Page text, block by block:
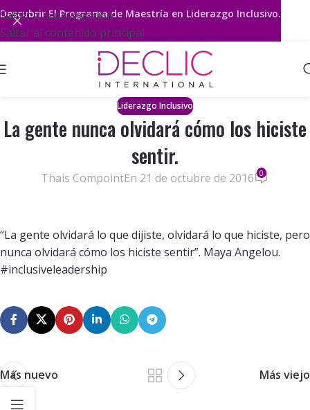
Saltar a la navegación
Saltar al contenido principal
Liderazgo Inclusivo
La gente nunca olvidará cómo los hiciste
sentir.
Thais CompointEn 21 de octubre de 2016 0
“La gente olvidará lo que dijiste, olvidará lo que hiciste, pero
nunca olvidará cómo los hiciste sentir”. Maya Angelou.
#inclusiveleadership
Más nuevo Más viejo
DescubrirEl Programa de Maestría en Liderazgo Inclusivo.